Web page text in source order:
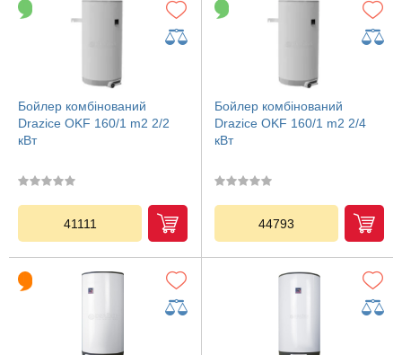
Бойлер комбінований
Drazice OKF 160/1 m2 2/2
кВт
41111
Бойлер комбінований
Drazice OKF 160/1 m2 2/4
кВт
44793